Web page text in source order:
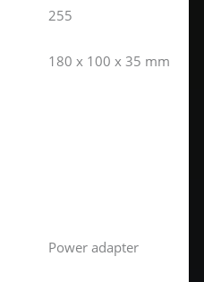
255
180 x 100 x 35 mm
Power adapter